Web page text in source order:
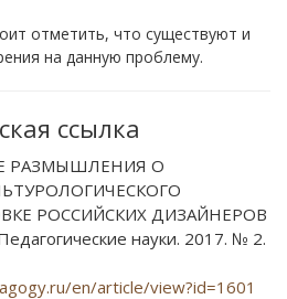
отметить, что существуют и
на данную проблему.
ссылка
РАЗМЫШЛЕНИЯ О
РОССИЙСКИХ ДИЗАЙНЕРОВ
науки. 2017. № 2.
en/article/view?id=1601